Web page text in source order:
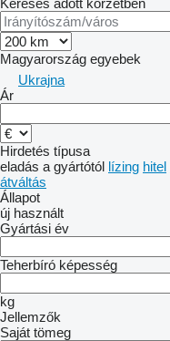
Keresés adott körzetben
Magyarország egyebek
Ukrajna
Ár
Hirdetés típusa
eladás a gyártótól lízing hitel
átváltás
Állapot
új használt
Gyártási év
Teherbíró képesség
kg
Jellemzők
Saját tömeg